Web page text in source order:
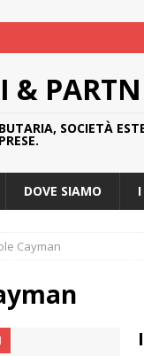
&
SOCIETÀ
DOVE SIAMO
Cayman